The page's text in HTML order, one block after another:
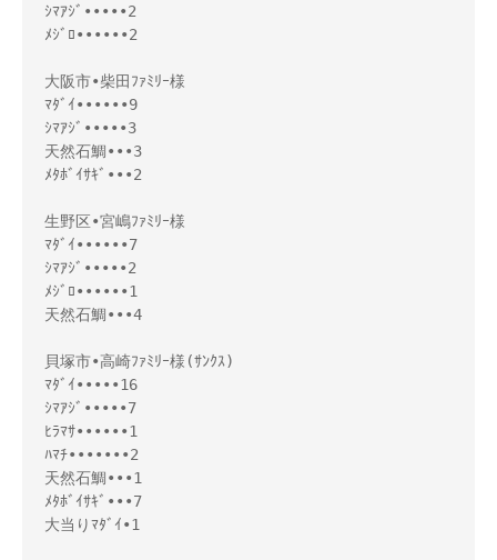
ｼﾏｱｼﾞ•••••2
ﾒｼﾞﾛ••••••2
大阪市•柴田ﾌｧﾐﾘｰ様
ﾏﾀﾞｲ••••••9
ｼﾏｱｼﾞ•••••3
天然石鯛•••3
ﾒﾀﾎﾞｲｻｷﾞ•••2
生野区•宮嶋ﾌｧﾐﾘｰ様
ﾏﾀﾞｲ••••••7
ｼﾏｱｼﾞ•••••2
ﾒｼﾞﾛ••••••1
天然石鯛•••4
貝塚市•高崎ﾌｧﾐﾘｰ様(ｻﾝｸｽ)
ﾏﾀﾞｲ•••••16
ｼﾏｱｼﾞ•••••7
ﾋﾗﾏｻ••••••1
ﾊﾏﾁ•••••••2
天然石鯛•••1
ﾒﾀﾎﾞｲｻｷﾞ•••7
大当りﾏﾀﾞｲ•1